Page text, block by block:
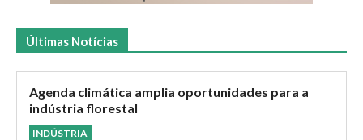
Últimas Notícias
Agenda climática amplia oportunidades para a
indústria florestal
INDÚSTRIA